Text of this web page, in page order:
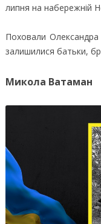
липня на набережній
Поховали
залишилися батьки,
Микола Ватаман